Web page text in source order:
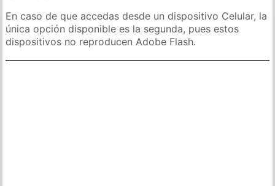
En caso de que accedas desde un dispositivo Celular, la
única opción disponible es la segunda, pues estos
dispositivos no reproducen Adobe Flash.